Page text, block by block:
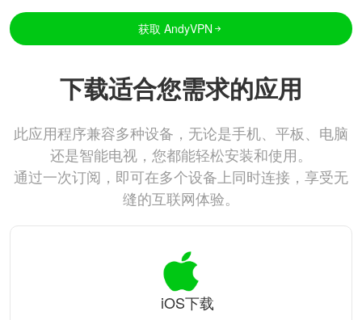
获取 AndyVPN
下载适合您需求的应用
此应用程序兼容多种设备，无论是手机、平板、电脑
还是智能电视，您都能轻松安装和使用。
通过一次订阅，即可在多个设备上同时连接，享受无
缝的互联网体验。
iOS下载